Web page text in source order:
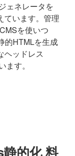
ェネレータを
ています。管理
を使いつ
的HTMLを生成
ヘッドレス
す。
的化 料